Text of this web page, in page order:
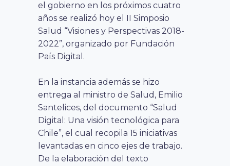
el gobierno en los próximos cuatro
años se realizó hoy el II Simposio
Salud “Visiones y Perspectivas 2018-
2022”, organizado por Fundación
País Digital.
En la instancia además se hizo
entrega al ministro de Salud, Emilio
Santelices, del documento “Salud
Digital: Una visión tecnológica para
Chile”, el cual recopila 15 iniciativas
levantadas en cinco ejes de trabajo.
De la elaboración del texto